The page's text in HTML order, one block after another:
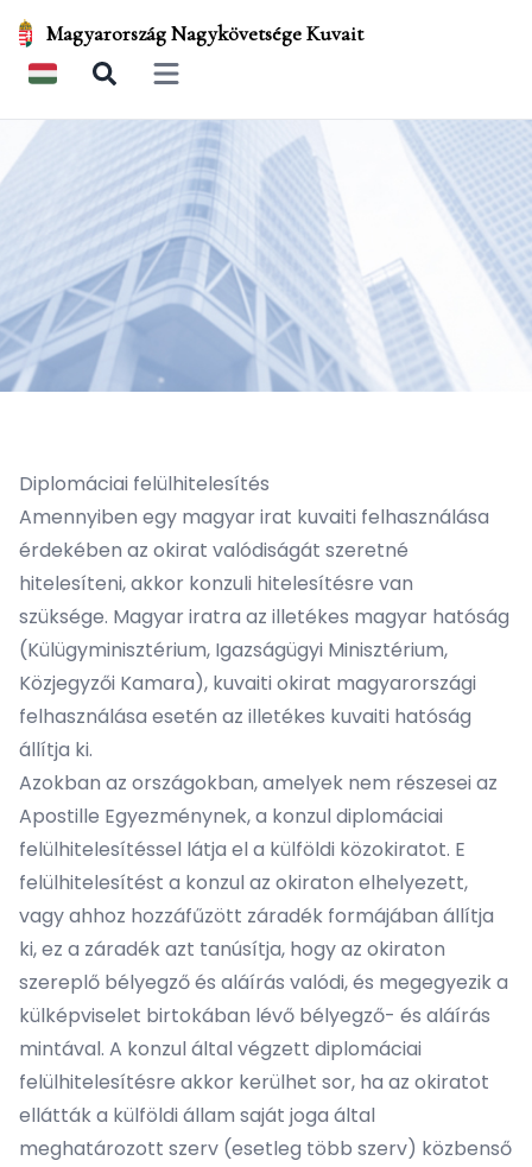
Magyarország Nagykövetsége Kuvait
Open main menu
Diplomáciai felülhitelesítés
Amennyiben egy magyar irat kuvaiti felhasználása
érdekében az okirat valódiságát szeretné
hitelesíteni, akkor konzuli hitelesítésre van
szüksége. Magyar iratra az illetékes magyar hatóság
(Külügyminisztérium, Igazságügyi Minisztérium,
Közjegyzői Kamara), kuvaiti okirat magyarországi
felhasználása esetén az illetékes kuvaiti hatóság
állítja ki.
Azokban az országokban, amelyek nem részesei az
Apostille Egyezménynek, a konzul diplomáciai
felülhitelesítéssel látja el a külföldi közokiratot. E
felülhitelesítést a konzul az okiraton elhelyezett,
vagy ahhoz hozzáfűzött záradék formájában állítja
ki, ez a záradék azt tanúsítja, hogy az okiraton
szereplő bélyegző és aláírás valódi, és megegyezik a
külképviselet birtokában lévő bélyegző- és aláírás
mintával. A konzul által végzett diplomáciai
felülhitelesítésre akkor kerülhet sor, ha az okiratot
ellátták a külföldi állam saját joga által
meghatározott szerv (esetleg több szerv) közbenső